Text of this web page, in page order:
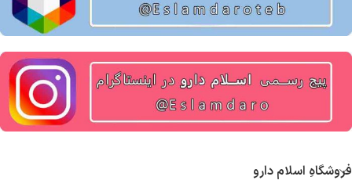
فروشگاهِ اسلام دارو